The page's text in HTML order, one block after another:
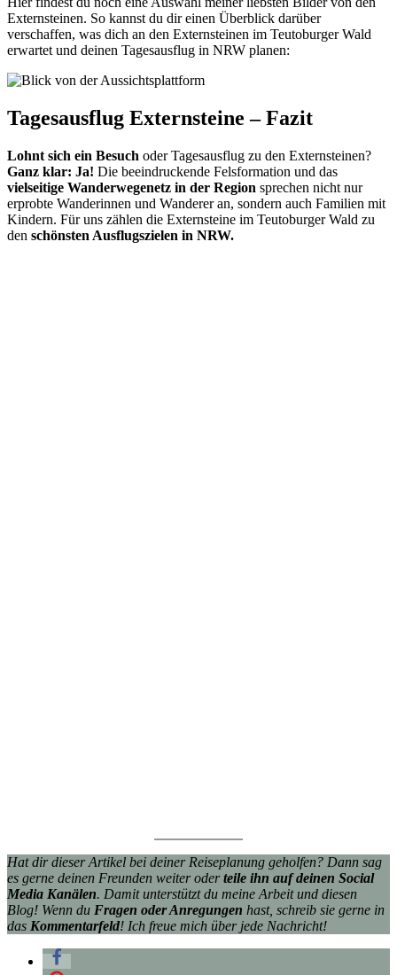
Externsteinen. So kannst du dir einen Überblick darüber
verschaffen, was dich an den Externsteinen im Teutoburger Wald
erwartet und deinen Tagesausflug in NRW planen:
Tagesausflug Externsteine – Fazit
Lohnt sich ein Besuch oder Tagesausflug zu den Externsteinen?
Ganz klar: Ja! Die beeindruckende Felsformation und das
vielseitige Wanderwegenetz in der Region sprechen nicht nur
erprobte Wanderinnen und Wanderer an, sondern auch Familien mit
Kindern. Für uns zählen die Externsteine im Teutoburger Wald zu
den schönsten Ausflugszielen in NRW.
Hat dir dieser Artikel bei deiner Reiseplanung geholfen? Dann sag
es gerne deinen Freunden weiter oderteile ihn auf deinen Social
Media Kanälen. Damit unterstützt du meine Arbeit und diesen
Blog! Wenn du Fragen oder Anregungen hast, schreib sie gerne in
das Kommentarfeld! Ich freue mich über jede Nachricht!